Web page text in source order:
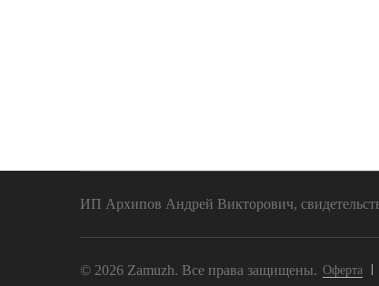
ИП Архипов Андрей Викторович,
© 2026 Zamuzh. Все права защищены. Оферта